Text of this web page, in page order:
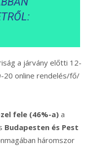
a járvány előtti 12-
20 online rendelés/fő/
fele (46%-a) a
Budapesten és Pest
háromszor